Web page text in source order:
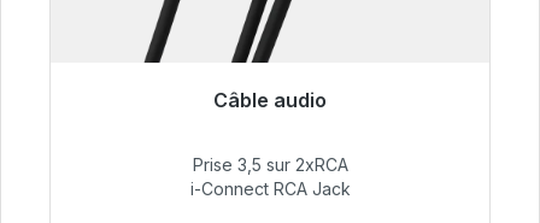
Câble audio
51,99 €
Prise 3,5 sur 2xRCA
i-Connect RCA Jack